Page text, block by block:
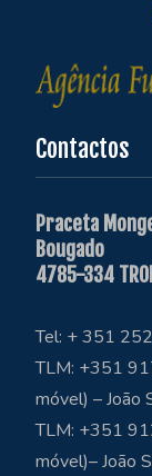
Contactos
Praceta
Bougado
4785-334
Tel: + 351
TLM: +351
móvel) – João
TLM: +351
móvel)– João